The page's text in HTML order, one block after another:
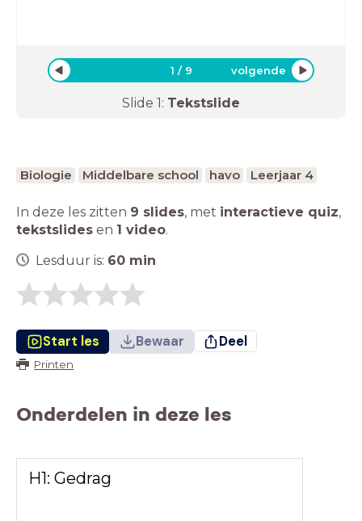
1 / 9 volgende
Slide 1: Tekstslide
Biologie Middelbare school havo Leerjaar 4
In deze les zitten 9 slides, met interactieve quiz,
tekstslides en 1 video.
Lesduur is: 60 min
Start les Bewaar Deel
Printen
Onderdelen in deze les
H1: Gedrag